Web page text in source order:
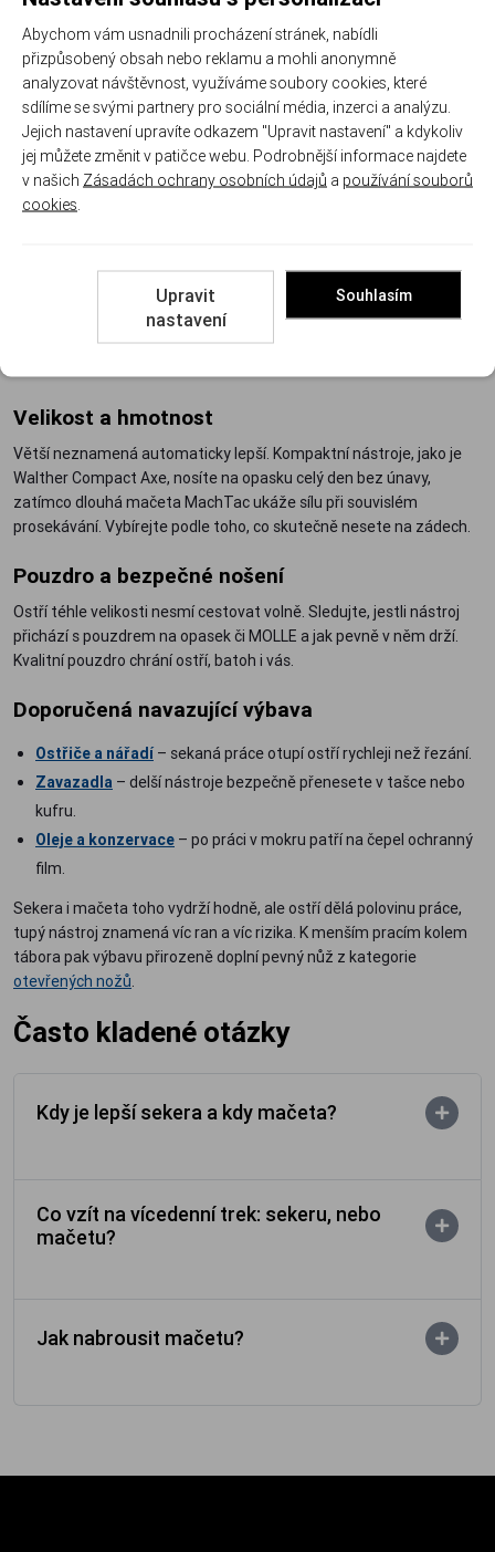
doplňuje trojici všude tam, kde je potřeba kopat, ať už jde o
ohniště, nebo odvodňovací žlábek kolem stanu.
Jak vybrat mezi sekerou, mačetou a lopatkou
Podle převažující práce
Tvrdé dřevo a štípání– krátká ostří s váhou v hlavě, tedy
Kombinace v jednom batohu
lehčí mačeta plus skládací pila, dohromady pokryjí většinu
Velikost a hmotnost
Větší neznamená automaticky lepší. Kompaktní nástroje, jako je
Walther Compact Axe, nosíte na opasku celý den bez únavy,
zatímco dlouhá mačeta MachTac ukáže sílu při souvislém
prosekávání. Vybírejte podle toho, co skutečně nesete na zádech.
Pouzdro a bezpečné nošení
Ostří téhle velikosti nesmí cestovat volně. Sledujte, jestli nástroj
přichází s pouzdrem na opasek či MOLLE a jak pevně v něm drží.
Kvalitní pouzdro chrání ostří, batoh i vás.
Doporučená navazující výbava
Ostřiče a nářadí – sekaná práce otupí ostří rychleji než řezání.
Zavazadla – delší nástroje bezpečně přenesete v tašce nebo
kufru.
Oleje a konzervace – po práci v mokru patří na čepel ochranný
film.
Sekera i mačeta toho vydrží hodně, ale ostří dělá polovinu práce,
tupý nástroj znamená víc ran a víc rizika. K menším pracím kolem
tábora pak výbavu přirozeně doplní pevný nůž z kategorie
otevřených nožů.
Často kladené otázky
Kdy je lepší sekera a kdy mačeta?
Co vzít na vícedenní trek: sekeru, nebo
mačetu?
Jak nabrousit mačetu?
Abychom vám usnadnili procházení stránek, nabídli
přizpůsobený obsah nebo reklamu a mohli anonymně
analyzovat návštěvnost, využíváme soubory cookies, které
sdílíme se svými partnery pro sociální média, inzerci a analýzu.
Jejich nastavení upravíte odkazem "Upravit nastavení" a kdykoliv
jej můžete změnit v patičce webu. Podrobnější informace najdete
v našich Zásadách ochrany osobních údajů a používání souborů
cookies
Upravit
nastavení
Souhlasím